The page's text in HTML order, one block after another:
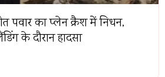
पवार का प्लेन क्रैश में निधन,
के दौरान हादसा